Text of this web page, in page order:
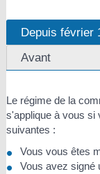
Depuis février
Avant
Le régime de la
s'applique à vous si
suivantes :
Vous vous êtes
Vous avez signé